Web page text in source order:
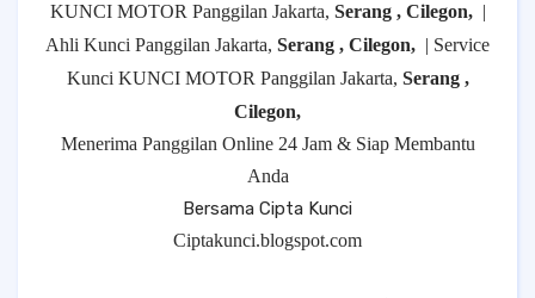
KUNCI MOTOR Panggilan Jakarta, Serang , Cilegon, |
Ahli Kunci Panggilan Jakarta, Serang , Cilegon, | Service
Kunci KUNCI MOTOR Panggilan Jakarta, Serang ,
Cilegon,
Menerima Panggilan Online 24 Jam & Siap Membantu
Anda
Bersama Cipta Kunci
Ciptakunci.blogspot.com